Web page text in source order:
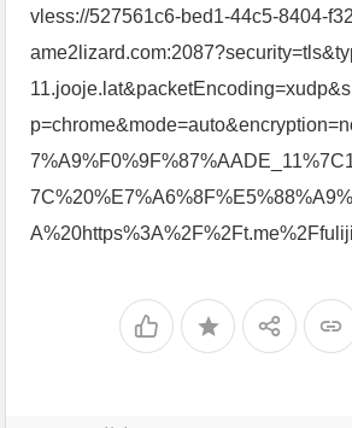
vless://527561c6-bed1-44c5-8404-